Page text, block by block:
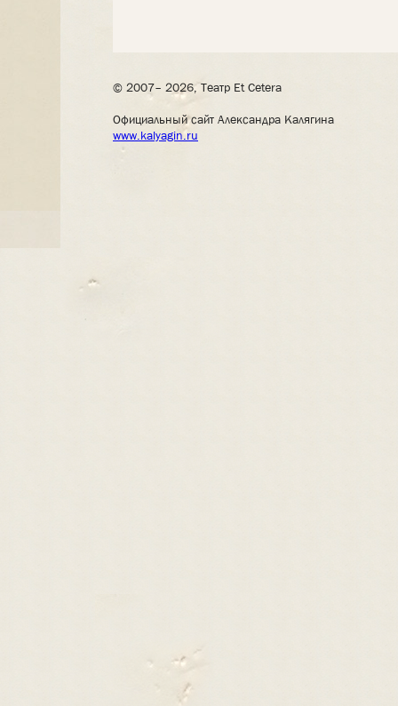
© 2007– 2026, Театр Et Cetera
Официальный сайт Александра Калягина
www.kalyagin.ru